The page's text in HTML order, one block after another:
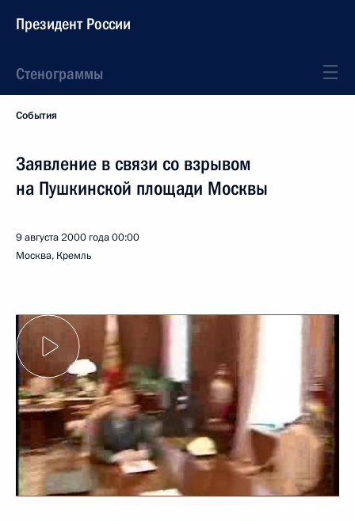
Президент России
Стенограммы
События
Заявление в связи со взрывом
на Пушкинской площади Москвы
9 августа 2000 года00:00
Москва, Кремль